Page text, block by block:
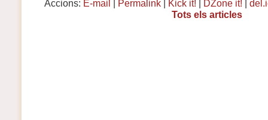
Accions: E-mail | Permalink| Kick it! | DZone it! |
Tots els articles